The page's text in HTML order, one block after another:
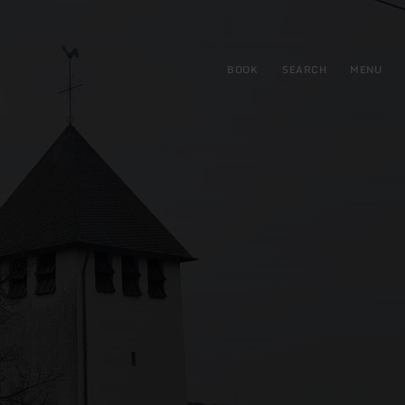
BOOK SEARCH MENU